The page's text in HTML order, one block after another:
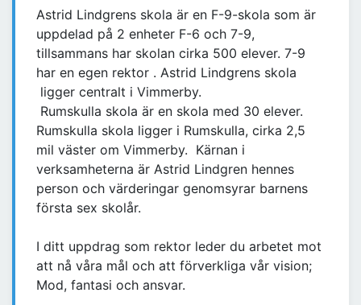
Astrid Lindgrens skola är en F-9-skola som är
uppdelad på 2 enheter F-6 och 7-9,
tillsammans har skolan cirka 500 elever. 7-9
har en egen rektor . Astrid Lindgrens skola
ligger centralt i Vimmerby.
Rumskulla skola är en skola med 30 elever.
Rumskulla skola ligger i Rumskulla, cirka 2,5
mil väster om Vimmerby. Kärnan i
verksamheterna är Astrid Lindgren hennes
person och värderingar genomsyrar barnens
första sex skolår.
I ditt uppdrag som rektor leder du arbetet mot
att nå våra mål och att förverkliga vår vision;
Mod, fantasi och ansvar.